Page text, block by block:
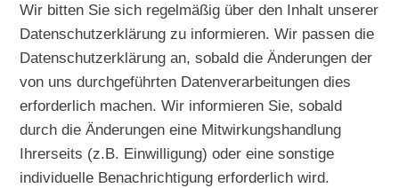
Wir bitten Sie sich regelmäßig über den Inhalt unserer
Datenschutzerklärung zu informieren. Wir passen die
Datenschutzerklärung an, sobald die Änderungen der
von uns durchgeführten Datenverarbeitungen dies
erforderlich machen. Wir informieren Sie, sobald
durch die Änderungen eine Mitwirkungshandlung
Ihrerseits (z.B. Einwilligung) oder eine sonstige
individuelle Benachrichtigung erforderlich wird.